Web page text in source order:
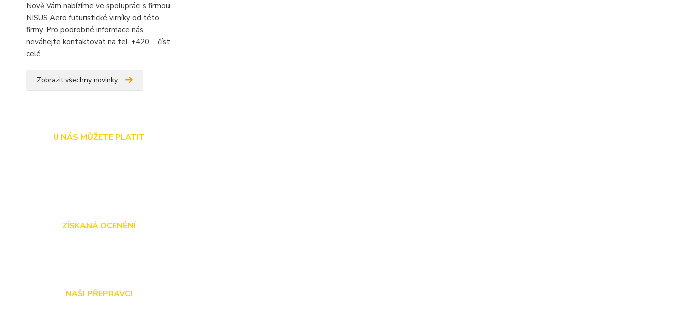
Nově Vám nabízíme ve spolupráci s firmou
NISUS Aero futuristické virníky od této
firmy. Pro podrobné informace nás
neváhejte kontaktovat na tel. +420 ... číst
celé
Zobrazit všechny novinky
U NÁS MŮŽETE PLATIT
ZÍSKANÁ OCENĚNÍ
NAŠI PŘEPRAVCI